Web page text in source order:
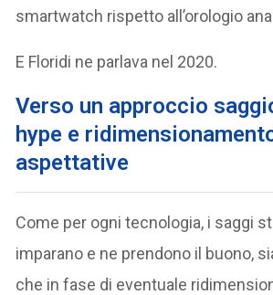
smartwatch rispetto all’orologio
E Floridi ne parlava nel 2020.
Verso un approccio
hype e
aspettative
Come per ogni tecnologia, i saggi
imparano e ne prendono il buono,
che in fase di eventuale